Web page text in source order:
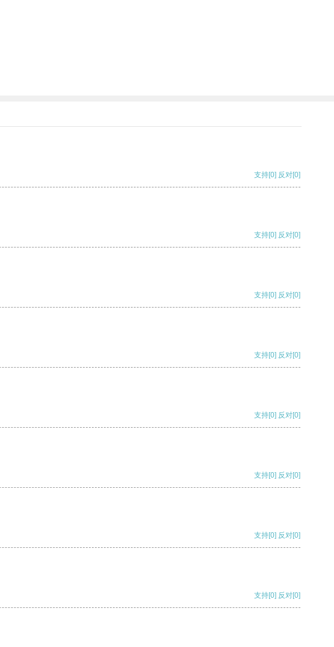
支持[0] 反对[0]
支持[0] 反对[0]
支持[0] 反对[0]
支持[0] 反对[0]
支持[0] 反对[0]
支持[0] 反对[0]
支持[0] 反对[0]
支持[0] 反对[0]